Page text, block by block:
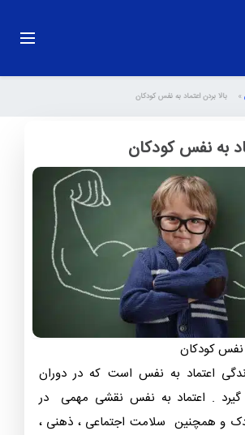
» بالا بردن اعتماد به نفس کودکان
به نفس کودکان
نفس کودکان
اعتماد به نفس است که در دوران
. اعتماد به نفس نقشی مهمی در
و همچنین سلامت اجتماعی ، ذهنی ،